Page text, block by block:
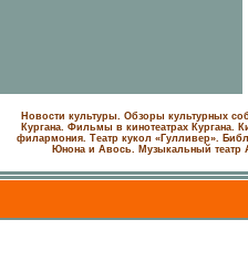
Новости культуры. Обзоры культурных
Кургана. Фильмы в кинотеатрах Кургана.
филармония. Театр кукол «Гулливер».
Юнона и Авось. Музыкальный театр